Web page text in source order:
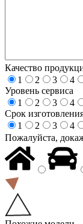
Качество
1
2 3 4
Уровень сервиса
1
2 3 4
Срок
1
2 3 4
Пожалуйста,